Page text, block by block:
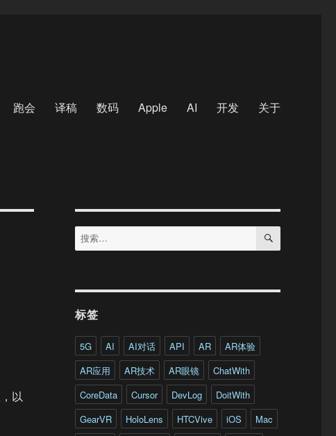
跑会 译稿 数码 Apple AI 开发 关于
以
搜
索：
搜
标签
5G AI AI对话 API AR
AR体验
AR应用
AR技术 AR眼镜
ChatWith
CoreData
Cursor DevLog
DoitWith
GearVR
HoloLens HTCVive iOS
Mac